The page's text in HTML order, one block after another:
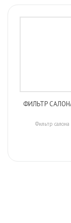
ФИЛЬТР
Фильтр